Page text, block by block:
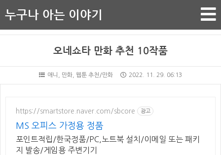
누구나 아는 이야기
오네쇼타 만화 추천 10작품
애니, 만화, 웹툰 추천/만화 2022. 11. 29. 06:13
https://smartstore.naver.com/sbcore 광고
MS 오피스 가정용 정품
포인트적립/한국정품/PC,노트북 설치/이메일 또는 패키
지 발송/게임용 주변기기